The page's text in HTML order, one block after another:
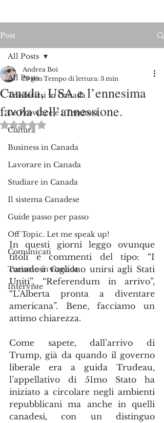
Post
All Posts
Trasferirsi in Canada
Le Province e i Territori
Cultura
Business in Canada
Lavorare in Canada
Studiare in Canada
Il sistema Canadese
Guide passo per passo
Off Topic. Let me speak up!
Comunicati
Turismo in Canada
Interviste
All Posts
Canada, USA e l’ennesima
favola dell’annessione.
Andrea Boi
19 gen Tempo di lettura: 3 min
Valutazione NaN stelle su 5.
In questi giorni leggo ovunque
titoli e commenti del tipo: “I
canadesi vogliono unirsi agli Stati
Uniti”, “Referendum in arrivo”,
“L’Alberta pronta a diventare
americana”. Bene, facciamo un
attimo chiarezza.
Come sapete, dall’arrivo di
Trump, già da quando il governo
liberale era a guida Trudeau,
l’appellativo di 51mo Stato ha
iniziato a circolare negli ambienti
repubblicani ma anche in quelli
canadesi, con un distinguo